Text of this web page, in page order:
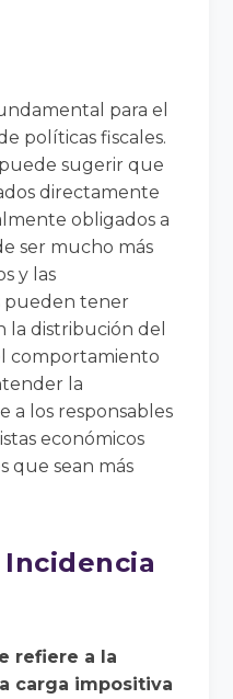
para el
políticas fiscales.
sugerir que
directamente
obligados a
ser mucho más
y las
pueden tener
la distribución del
comportamiento
la
a los responsables
económicos
que sean más
refiere a la
carga impositiva